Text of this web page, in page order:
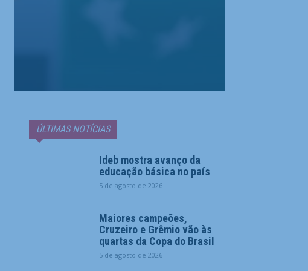
ÚLTIMAS NOTÍCIAS
Ideb mostra avanço da
educação básica no país
5 de agosto de 2026
Maiores campeões,
Cruzeiro e Grêmio vão às
quartas da Copa do Brasil
5 de agosto de 2026